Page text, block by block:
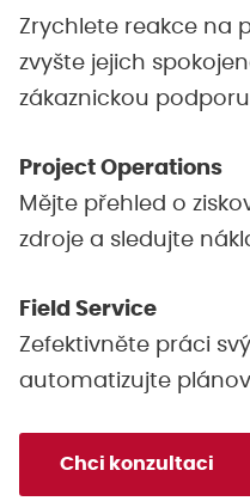
Zrychlete reakce na
zvyšte jejich
zákaznickou
Project Operations
Mějte přehled o
zdroje a sledujte
Field Service
Zefektivněte práci
automatizujte
Chci konzultaci